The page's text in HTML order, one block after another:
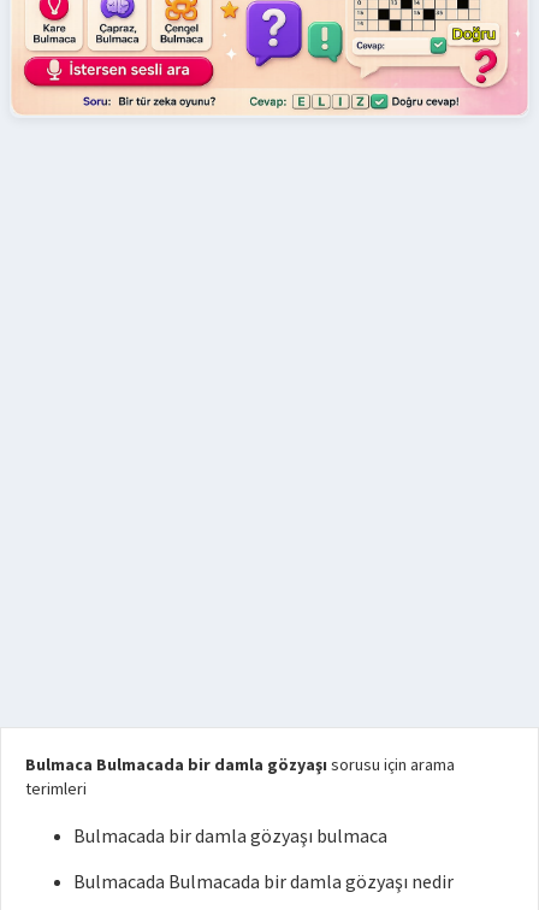
Bulmaca Bulmacada bir damla gözyaşı sorusu için arama
terimleri
Bulmacada bir damla gözyaşı bulmaca
Bulmacada Bulmacada bir damla gözyaşı nedir